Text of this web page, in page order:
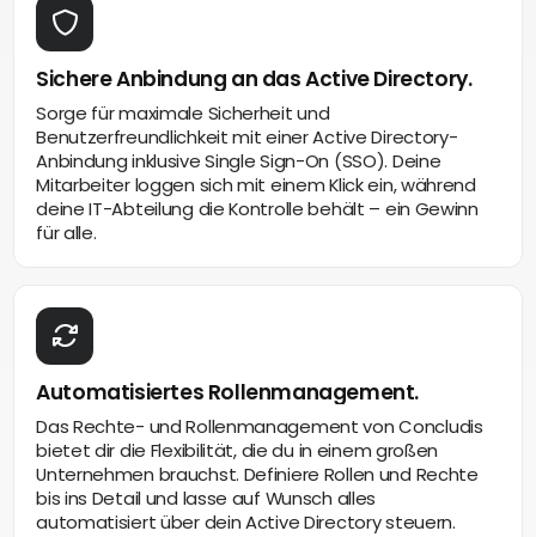
Sichere Anbindung an das Active Directory.
Sorge für maximale Sicherheit und
Benutzerfreundlichkeit mit einer Active Directory-
Anbindung inklusive Single Sign-On (SSO). Deine
Mitarbeiter loggen sich mit einem Klick ein, während
deine IT-Abteilung die Kontrolle behält – ein Gewinn
für alle.
Automatisiertes Rollenmanagement.
Das Rechte- und Rollenmanagement von Concludis
bietet dir die Flexibilität, die du in einem großen
Unternehmen brauchst. Definiere Rollen und Rechte
bis ins Detail und lasse auf Wunsch alles
automatisiert über dein Active Directory steuern.